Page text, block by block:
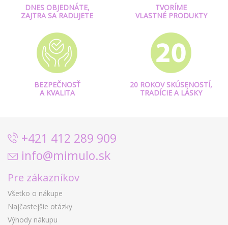
DNES OBJEDNÁTE,
ZAJTRA SA RADUJETE
TVORÍME
VLASTNÉ PRODUKTY
BEZPEČNOSŤ
A KVALITA
20 ROKOV SKÚSENOSTÍ,
TRADÍCIE A LÁSKY
+421 412 289 909
info@mimulo.sk
Pre zákazníkov
Všetko o nákupe
Najčastejšie otázky
Výhody nákupu